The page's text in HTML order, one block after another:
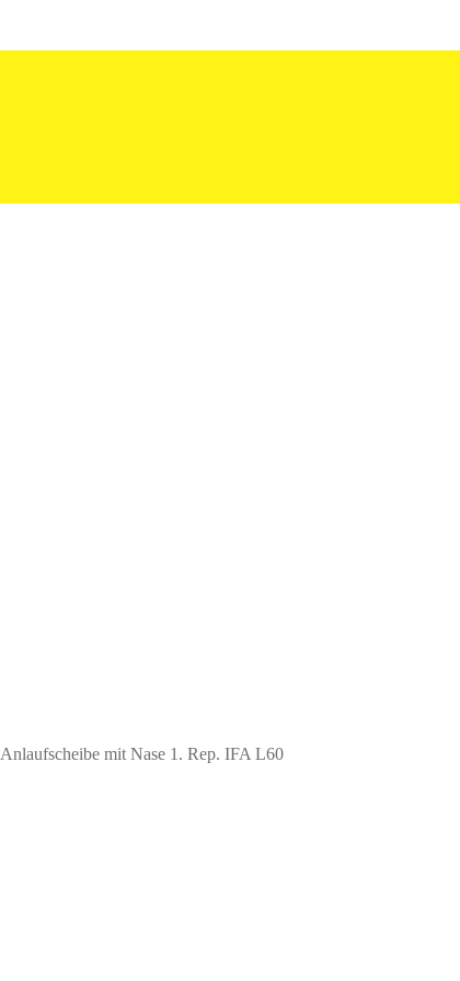
Anlaufscheibe mit Nase 1. Rep. IFA L60